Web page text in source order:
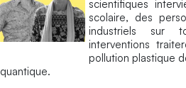
scientifiques
scolaire, des
industriels sur
interventions
pollution plastique
quantique.